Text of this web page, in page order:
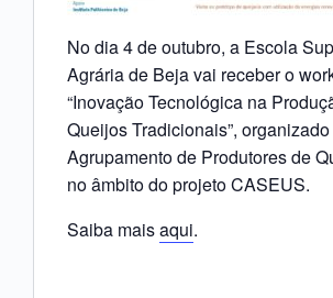
No dia 4 de outubro, a Escola
Agrária de Beja vai receber o
“Inovação Tecnológica na
Queijos Tradicionais”,
Agrupamento de Produtores de
no âmbito do projeto CASEUS.
Saiba maisaqui.